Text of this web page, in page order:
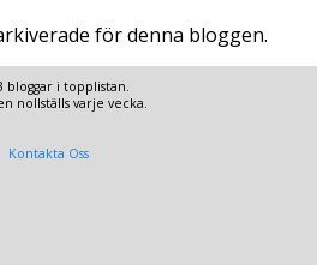
för denna bloggen.
bloggar i topplistan.
nollställs varje vecka.
Kontakta Oss